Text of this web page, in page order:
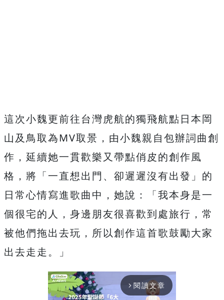
這次小魏更前往台灣虎航的獨飛航點日本岡
山及鳥取為MV取景，由小魏親自包辦詞曲創
作， 延續她一貫歡樂又帶點俏皮的創作風
格，將「一直想出門、 卻遲遲沒有出發」的
日常心情寫進歌曲中，她說：「我本身是一
個很宅的人，身邊朋友很喜歡到處旅行， 常
被他們拖出去玩，所以創作這首歌鼓勵大家
出去走走。」
arrow_forward_ios 閱讀文章